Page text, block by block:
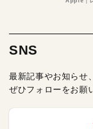
SNS
最新記事やお知らせ
ぜひフォローをお願